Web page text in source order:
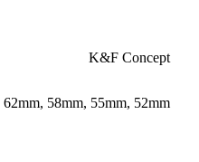
K&F Concept
62mm, 58mm, 55mm, 52mm